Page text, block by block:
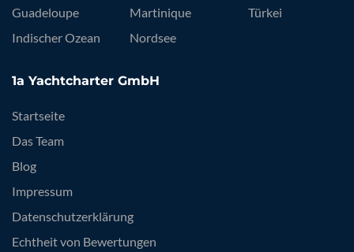
Guadeloupe
Indischer Ozean
Martinique
Nordsee
Türkei
1a Yachtcharter GmbH
Startseite
Das Team
Blog
Impressum
Datenschutzerklärung
Echtheit von Bewertungen